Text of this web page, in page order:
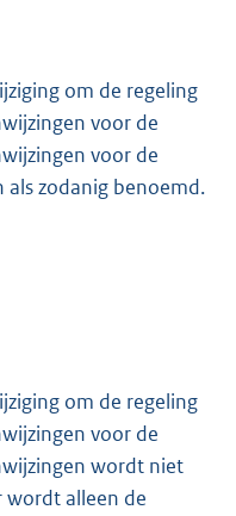
om de regeling
voor de
voor de
zodanig benoemd.
om de regeling
voor de
wordt niet
wordt alleen de